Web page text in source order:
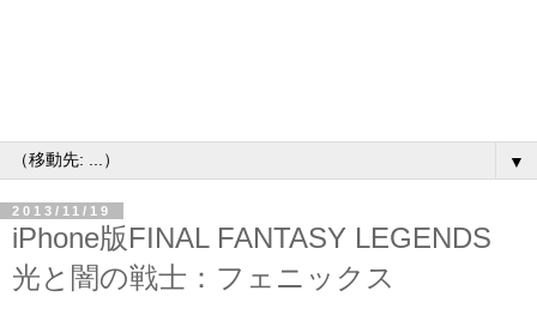
▼
2013/11/19
iPhone版FINAL FANTASY LEGENDS
光と闇の戦士：フェニックス